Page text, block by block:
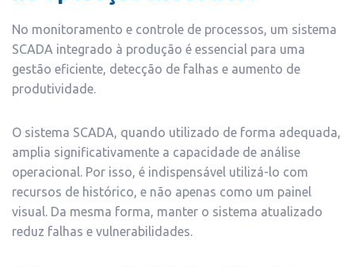
No monitoramento e controle de processos, um sistema
SCADA integrado à produção é essencial para uma
gestão eficiente, detecção de falhas e aumento de
produtividade.
O sistema SCADA, quando utilizado de forma adequada,
amplia significativamente a capacidade de análise
operacional. Por isso, é indispensável utilizá-lo com
recursos de histórico, e não apenas como um painel
visual. Da mesma forma, manter o sistema atualizado
reduz falhas e vulnerabilidades.